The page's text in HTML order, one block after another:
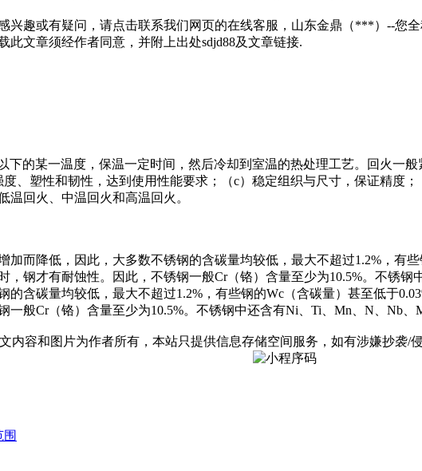
兴趣或有疑问，请点击联系我们网页的在线客服，山东金鼎（***）--您全
文章须经作者同意，并附上出处sdjd88及文章链接.
下的某一温度，保温一定时间，然后冷却到室温的热处理工艺。回火一
、塑性和韧性，达到使用性能要求；（c）稳定组织与尺寸，保证精度
温回火、中温回火和高温回火。
而降低，因此，大多数不锈钢的含碳量均较低，最大不超过1.2%，有
，钢才有耐蚀性。因此，不锈钢一般Cr（铬）含量至少为10.5%。不锈
的含碳量均较低，最大不超过1.2%，有些钢的Wc（含碳量）甚至低于
般Cr（铬）含量至少为10.5%。不锈钢中还含有Ni、Ti、Mn、N、Nb、
内容和图片为作者所有，本站只提供信息存储空间服务，如有涉嫌抄袭/